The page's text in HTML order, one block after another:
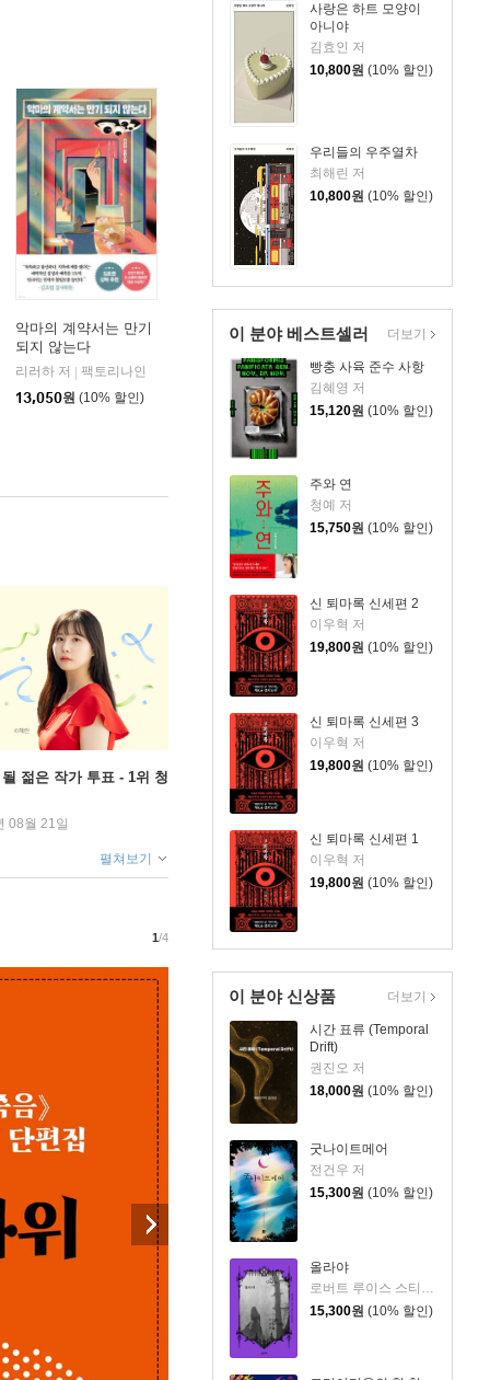
사랑은 하트 모양이
아니야
김효인 저
10,800원 (10% 할인)
우리들의 우주열차
최해린 저
10,800원 (10% 할인)
이 분야 베스트셀러
빵충 사육 준수 사항
김혜영 저
15,120원 (10% 할인)
주와 연
청예 저
15,750원 (10% 할인)
신 퇴마록 신세편 2
이우혁 저
19,800원 (10% 할인)
신 퇴마록 신세편 3
이우혁 저
19,800원 (10% 할인)
신 퇴마록 신세편 1
이우혁 저
19,800원 (10% 할인)
더보기
이 분야 신상품
시간 표류 (Temporal
Drift)
권진오 저
18,000원 (10% 할인)
굿나이트메어
전건우 저
15,300원 (10% 할인)
올라야
15,300원 (10% 할인)
더보기
악마의 계약서는 만기
되지 않는다
리러하 저
팩토리나인
13,050원 (10% 할인)
젊은 작가 투표 - 1위 청
08월 21일
펼쳐보기
1/4